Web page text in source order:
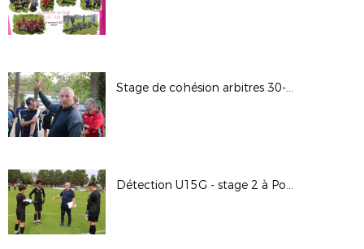
Stage de cohésion arbitres 30-09-23 au CREPS de Poitiers
Détection U15G - stage 2 à Pouzioux le 27-09-23